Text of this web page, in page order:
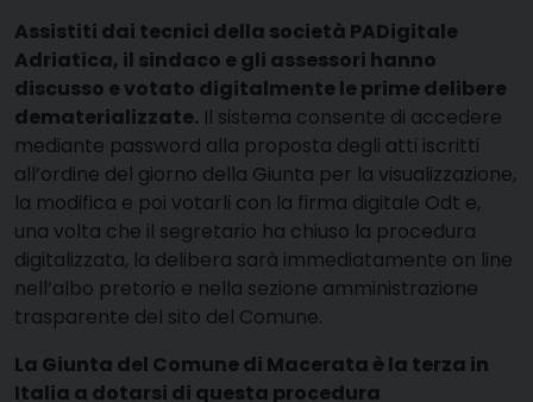
Assistiti dai tecnici della società PADigitale
Adriatica, il sindaco e gli assessori hanno
discusso e votato digitalmente le prime delibere
dematerializzate. Il sistema consente di accedere
mediante password alla proposta degli atti iscritti
all’ordine del giorno della Giunta per la visualizzazione,
la modifica e poi votarli con la firma digitale Odt e,
una volta che il segretario ha chiuso la procedura
digitalizzata, la delibera sarà immediatamente on line
nell’albo pretorio e nella sezione amministrazione
trasparente del sito del Comune.
La Giunta del Comune di Macerata è la terza in
Italia a dotarsi di questa procedura